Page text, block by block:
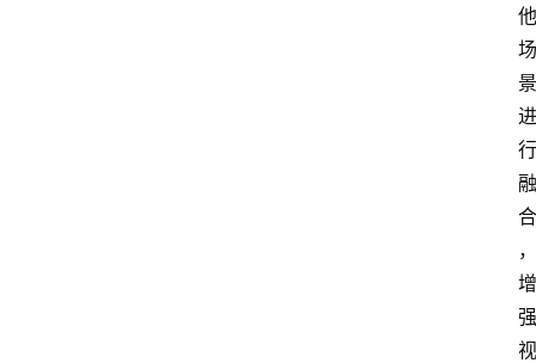
他
场
景
进
行
融
合
，
增
强
视